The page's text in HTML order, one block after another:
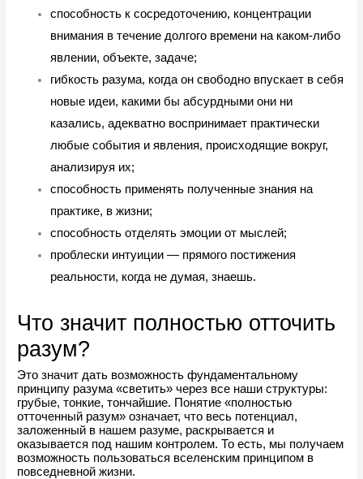
способность к сосредоточению, концентрации
внимания в течение долгого времени на каком-либо
явлении, объекте, задаче;
гибкость разума, когда он свободно впускает в себя
новые идеи, какими бы абсурдными они ни
казались, адекватно воспринимает практически
любые события и явления, происходящие вокруг,
анализируя их;
способность применять полученные знания на
практике, в жизни;
способность отделять эмоции от мыслей;
проблески интуиции — прямого постижения
реальности, когда не думая, знаешь.
Что значит полностью отточить
разум?
Это значит дать возможность фундаментальному
принципу разума «светить» через все наши структуры:
грубые, тонкие, тончайшие. Понятие «полностью
отточенный разум» означает, что весь потенциал,
заложенный в нашем разуме, раскрывается и
оказывается под нашим контролем. То есть, мы получаем
возможность пользоваться вселенским принципом в
повседневной жизни.